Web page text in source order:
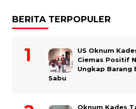
BERITA TERPOPULER
US Oknum
Ciemas Positif
Ungkap Barang
Sabu
Oknum Kades